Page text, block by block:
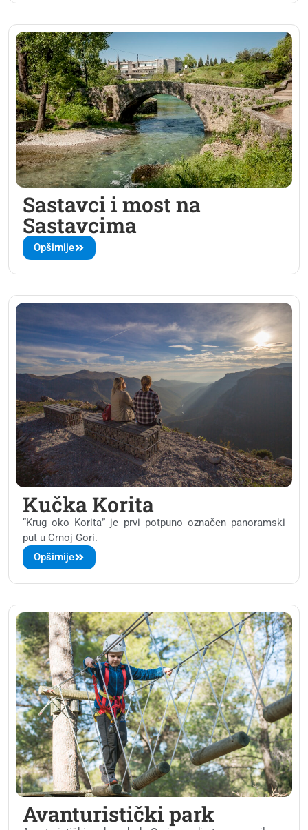
Sastavci i most na
Sastavcima
Opširnije
Kučka Korita
“Krug oko Korita” je prvi potpuno označen panoramski
put u Crnoj Gori.
Opširnije
Avanturistički park